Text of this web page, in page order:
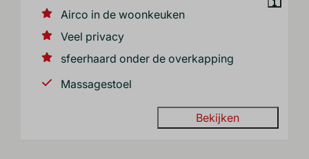
Airco in de woonkeuken
Veel privacy
sfeerhaard onder de overkapping
Massagestoel
Bekijken